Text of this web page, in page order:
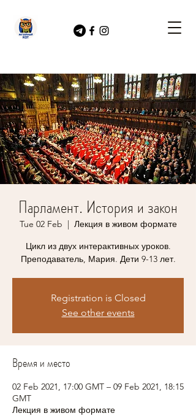
Парламент. История и закон
Tue 02 Feb
  |
Лекция в живом формате
Цикл из двух интерактивных уроков.
Преподаватель, Мария. Дети 9-13 лет.
Registration is Closed
See other events
Время и место
02 Feb 2021, 17:00 GMT – 09 Feb 2021, 18:15
GMT
Лекция в живом формате